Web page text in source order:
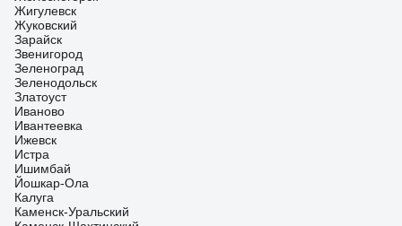
Жигулевск
Жуковский
Зарайск
Звенигород
Зеленоград
Зеленодольск
Златоуст
Иваново
Ивантеевка
Ижевск
Истра
Ишимбай
Йошкар-Ола
Калуга
Каменск-Уральский